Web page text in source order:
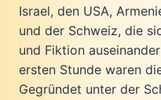
Israel, den USA,
und der Schweiz, die
und Fiktion
ersten Stunde waren
Gegründet unter der